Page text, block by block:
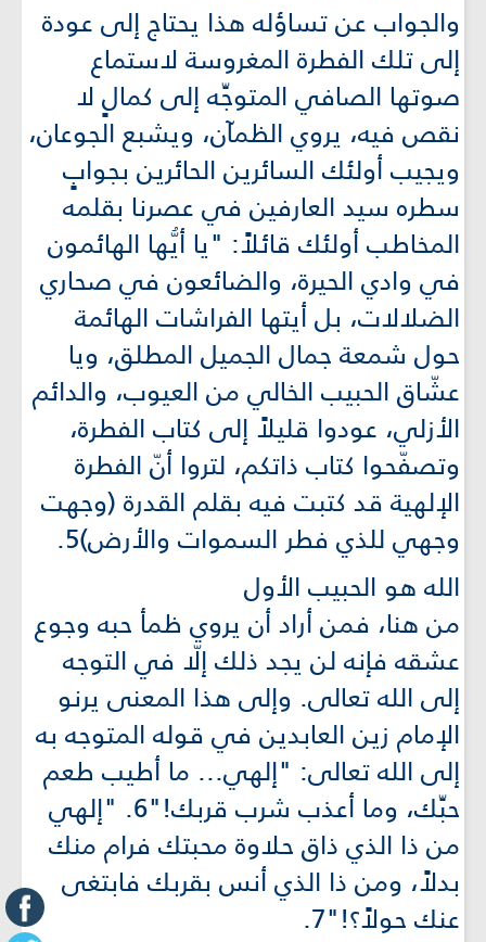
والجواب عن تساؤله هذا يحتاج إلى عودة
إلى تلك الفطرة المغروسة لاستماع
صوتها الصافي المتوجِّه إلى كمالٍ لا
نقص فيه، يروي الظمآن، ويشبع الجوعان،
ويجيب أولئك السائرين الحائرين بجوابٍ
سطره سيد العارفين في عصرنا بقلمه
المخاطب أولئك قائلاً: "يا أيُّها الهائمون
في وادي الحيرة، والضائعون في صحاري
الضلالات، بل أيتها الفراشات الهائمة
حول شمعة جمال الجميل المطلق، ويا
عشّاق الحبيب الخالي من العيوب، والدائم
الأزلي، عودوا قليلاً إلى كتاب الفطرة،
وتصفّحوا كتاب ذاتكم، لتروا أنّ الفطرة
الإلهية قد كتبت فيه بقلم القدرة (وجهت
وجهي للذي فطر السموات والأرض)5.
الله هو الحبيب الأول
من هنا، فمن أراد أن يروي ظمأ حبه وجوع
عشقه فإنه لن يجد ذلك إلّا في التوجه
إلى الله تعالى. وإلى هذا المعنى يرنو
الإمام زين العابدين في قوله المتوجه به
إلى الله تعالى: "إلهي... ما أطيب طعم
حبِّك، وما أعذب شرب قربك!"6. "إلهي
من ذا الذي ذاق حلاوة محبتك فرام منك
بدلاً، ومن ذا الذي أنس بقربك فابتغى
عنك حولاً؟!"7.